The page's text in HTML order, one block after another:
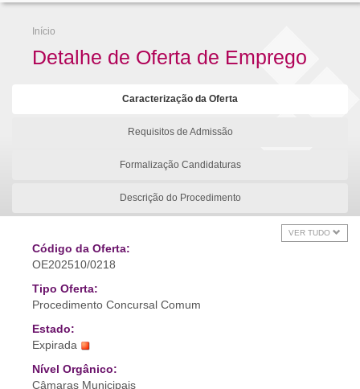
Início
Detalhe de Oferta de Emprego
Caracterização da Oferta
Requisitos de Admissão
Formalização Candidaturas
Descrição do Procedimento
VER TUDO
Código da Oferta:
OE202510/0218
Tipo Oferta:
Procedimento Concursal Comum
Estado:
Expirada
Nível Orgânico:
Câmaras Municipais